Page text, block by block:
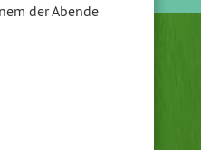
der Abende